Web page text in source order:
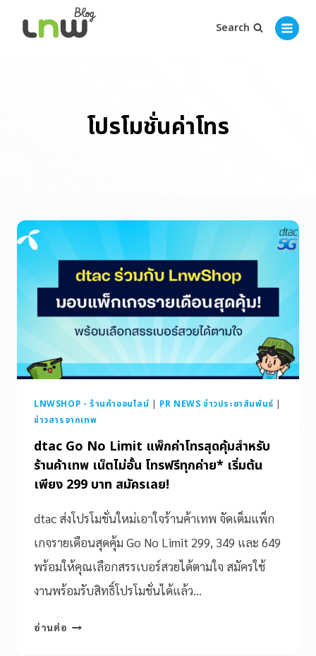
Search
โปรโมชั่นค่าโทร
LNWSHOP - ร้านค้าออนไลน์ | PR NEWS ข่าวประชาสัมพันธ์ |
ข่าวสารจากเทพ
dtac Go No Limit แพ็กค่าโทรสุดคุ้มสำหรับ
ร้านค้าเทพ เน็ตไม่อั้น โทรฟรีทุกค่าย* เริ่มต้น
เพียง 299 บาท สมัครเลย!
dtac ส่งโปรโมชั่นใหม่เอาใจร้านค้าเทพ จัดเต็มแพ็ก
เกจรายเดือนสุดคุ้ม Go No Limit 299, 349 และ 649
พร้อมให้คุณเลือกสรรเบอร์สวยได้ตามใจ สมัครใช้
งานพร้อมรับสิทธิ์โปรโมชั่นได้แล้ว…
อ่านต่อ